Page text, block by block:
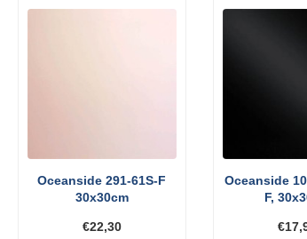
Oceanside 291-61S-F
30x30cm
€22,30
Oceanside
F,